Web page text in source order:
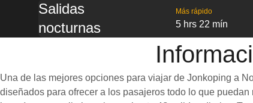
Salidas
nocturnas
Más rápido
5 hrs 22 mín
Una de las mejores opciones para viajar de Jonkoping a
diseñados para ofrecer a los pasajeros todo lo que